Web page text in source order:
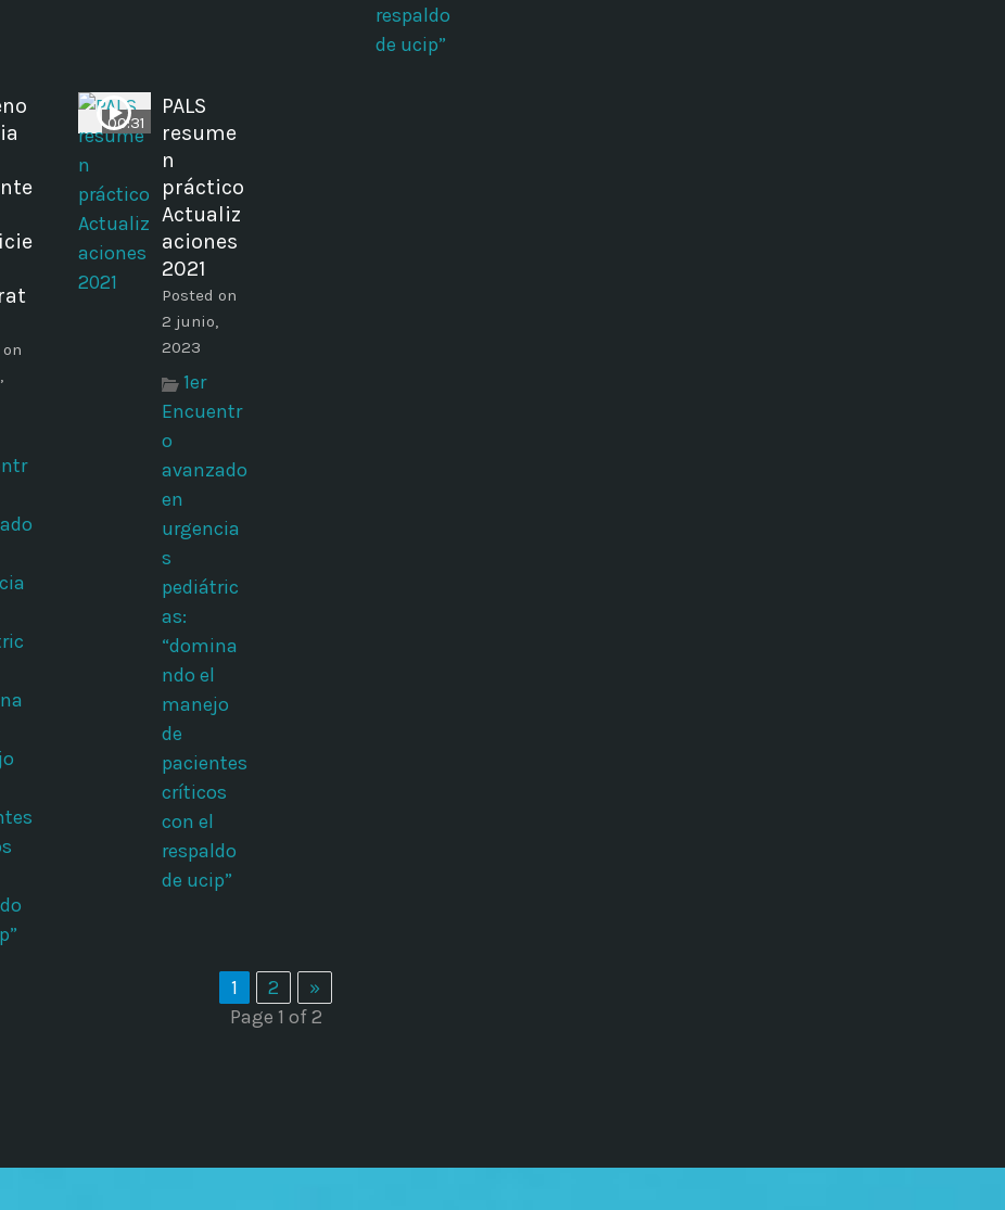
respaldo
de ucip”
00:31
PALS
resume
n
práctico
Actualiz
aciones
2021
Posted on
2 junio,
2023
1er
Encuentr
o
avanzado
en
urgencia
s
pediátric
as:
“domina
ndo el
manejo
de
pacientes
críticos
con el
respaldo
de ucip”
1 2
»
Page 1 of 2